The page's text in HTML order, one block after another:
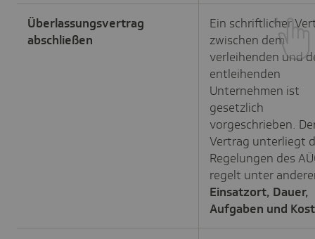
Überlassungsvertrag
abschließen
Ein schriftlicher
zwischen dem
verleihenden und
entleihenden
Unternehmen ist
gesetzlich
vorgeschrieben.
Vertrag unterliegt
Regelungen des
regelt unter
Einsatzort, Dauer,
Aufgaben und